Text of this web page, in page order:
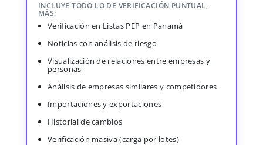
INCLUYE TODO LO DE VERIFICACIÓN PUNTUAL,
MÁS:
Verificación en Listas PEP en Panamá
Noticias con análisis de riesgo
Visualización de relaciones entre empresas y
personas
Análisis de empresas similares y competidores
Importaciones y exportaciones
Historial de cambios
Verificación masiva (carga por lotes)